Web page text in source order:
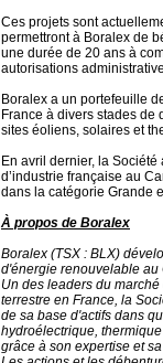
Ces projets sont
permettront à Boralex de
une durée de 20 ans à
autorisations
Boralex a un portefeuille
France à divers stades de
sites éoliens, solaires et
En avril dernier, la
d’industrie française au
dans la catégorie Grande
À propos de Boralex
Boralex (TSX : BLX)
d'énergie renouvelable au
Un des leaders du
terrestre en France, la
de sa base d'actifs dans
hydroélectrique,
grâce à son expertise et